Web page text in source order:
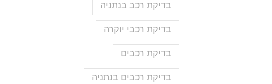
בדיקת רכב בנתניה
בדיקת רכבי יוקרה
בדיקת רכבים
בדיקת רכבים בנתניה